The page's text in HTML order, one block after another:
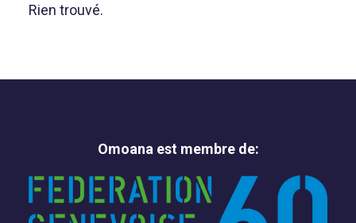
Rien trouvé.
Omoana est membre de: